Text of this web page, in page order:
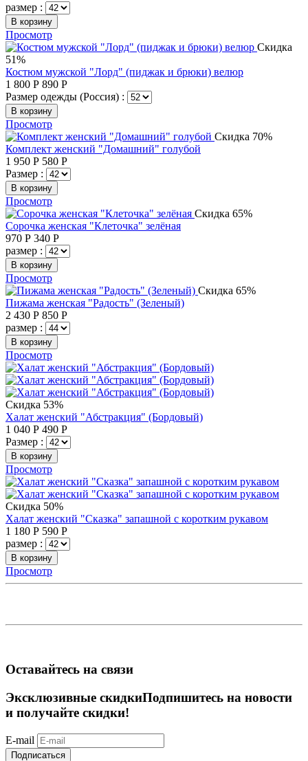
размер :
В корзину
Просмотр
Скидка
51%
Костюм мужской "Лорд" (пиджак и брюки) велюр
1 800 Р 890 Р
Размер одежды (Россия) :
В корзину
Просмотр
Скидка 70%
Комплект женский "Домашний" голубой
1 950 Р 580 Р
Размер :
В корзину
Просмотр
Скидка 65%
Сорочка женская "Клеточка" зелёная
970 Р 340 Р
размер :
В корзину
Просмотр
Скидка 65%
Пижама женская "Радость" (Зеленый)
2 430 Р 850 Р
размер :
В корзину
Просмотр
Скидка 53%
Халат женский "Абстракция" (Бордовый)
1 040 Р 490 Р
Размер :
В корзину
Просмотр
Скидка 50%
Халат женский "Сказка" запашной с коротким рукавом
1 180 Р 590 Р
размер :
В корзину
Просмотр
Оставайтесь на связи
Эксклюзивные скидкиПодпишитесь на новости
и получайте скидки!
E-mail
Подписаться